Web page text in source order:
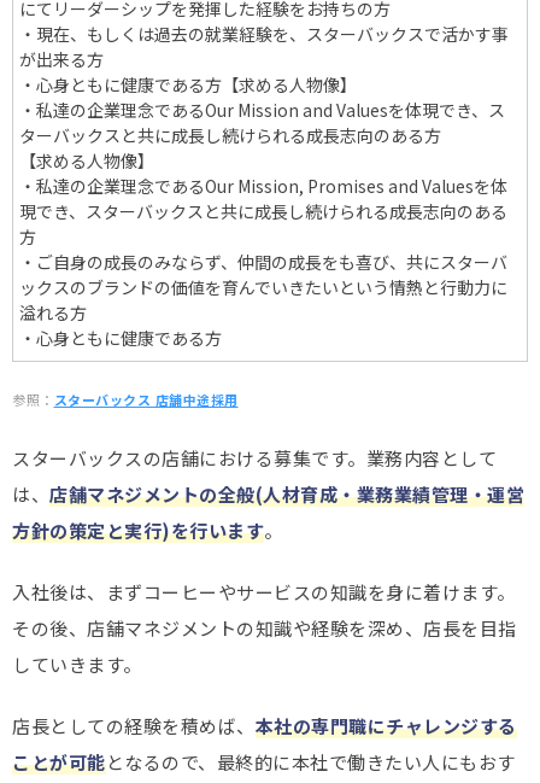
にてリーダーシップを発揮した経験をお持ちの方
・現在、もしくは過去の就業経験を、スターバックスで活かす事
が出来る方
・心身ともに健康である方【求める人物像】
・私達の企業理念であるOur Mission and Valuesを体現でき、ス
ターバックスと共に成長し続けられる成長志向のある方
【求める人物像】
・私達の企業理念であるOur Mission, Promises and Valuesを体
現でき、スターバックスと共に成長し続けられる成長志向のある
方
・ご自身の成長のみならず、仲間の成長をも喜び、共にスターバ
ックスのブランドの価値を育んでいきたいという情熱と行動力に
溢れる方
・心身ともに健康である方
参照： スターバックス 店舗中途採用
スターバックスの店舗における募集です。業務内容として
は、 店舗マネジメントの全般(人材育成・業務業績管理・運営
方針の策定と実行)を行います。
入社後は、まずコーヒーやサービスの知識を身に着けます。
その後、店舗マネジメントの知識や経験を深め、店長を目指
していきます。
店長としての経験を積めば、 本社の専門職にチャレンジする
ことが可能となるので、最終的に本社で働きたい人にもおす